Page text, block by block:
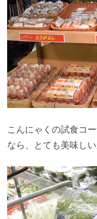
こんにゃくの試食コ
なら、とても美味しい